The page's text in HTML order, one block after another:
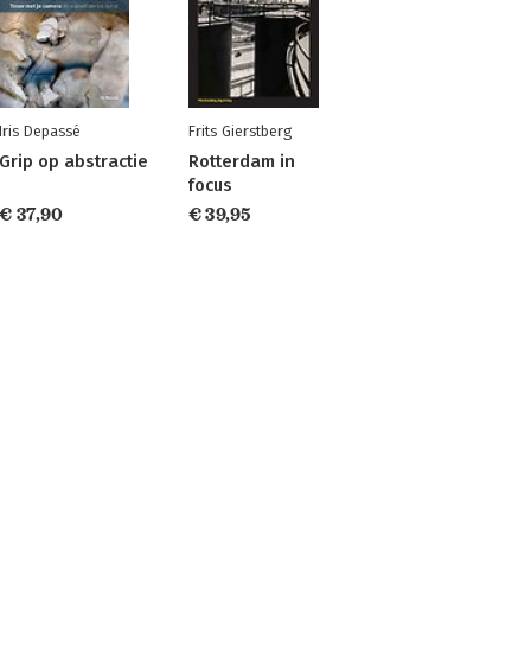
Iris Depassé
Grip op abstractie
€ 37,90
Frits Gierstberg
Rotterdam in
focus
€ 39,95